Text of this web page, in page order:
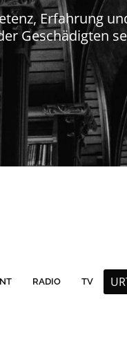
Erfahrung
Geschädigten
RADIO TV